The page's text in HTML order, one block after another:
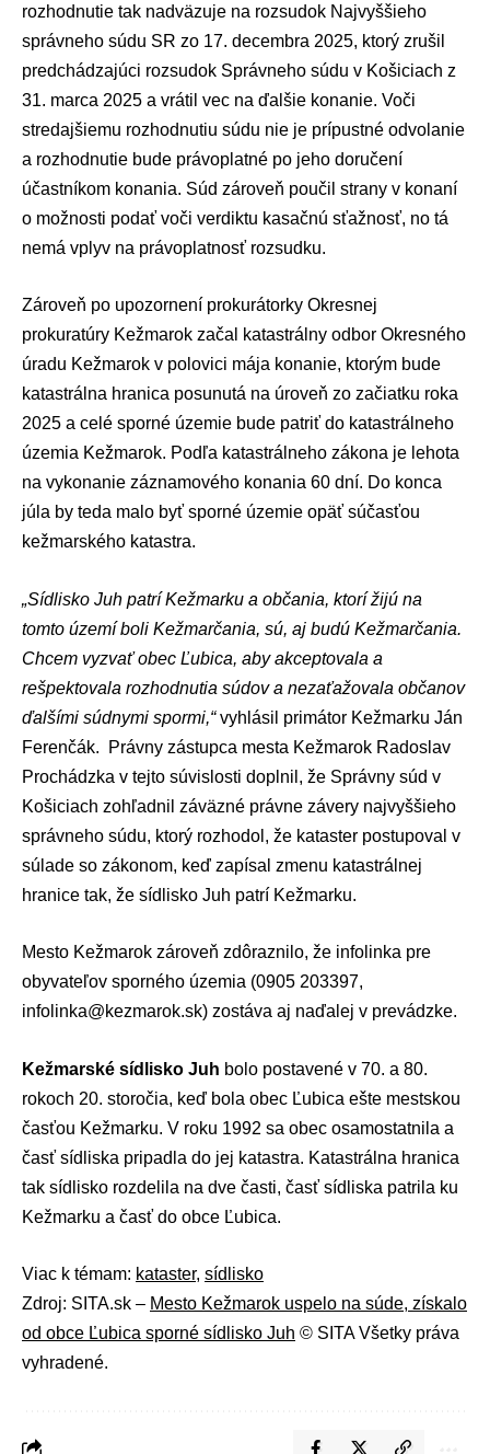
rozhodnutie tak nadväzuje na rozsudok Najvyššieho
správneho súdu SR zo 17. decembra 2025, ktorý zrušil
predchádzajúci rozsudok Správneho súdu v Košiciach z
31. marca 2025 a vrátil vec na ďalšie konanie. Voči
stredajšiemu rozhodnutiu súdu nie je prípustné odvolanie
a rozhodnutie bude právoplatné po jeho doručení
účastníkom konania. Súd zároveň poučil strany v konaní
o možnosti podať voči verdiktu kasačnú sťažnosť, no tá
nemá vplyv na právoplatnosť rozsudku.
Zároveň po upozornení prokurátorky Okresnej
prokuratúry Kežmarok začal katastrálny odbor Okresného
úradu Kežmarok v polovici mája konanie, ktorým bude
katastrálna hranica posunutá na úroveň zo začiatku roka
2025 a celé sporné územie bude patriť do katastrálneho
územia Kežmarok. Podľa katastrálneho zákona je lehota
na vykonanie záznamového konania 60 dní. Do konca
júla by teda malo byť sporné územie opäť súčasťou
kežmarského katastra.
„Sídlisko Juh patrí Kežmarku a občania, ktorí žijú na
tomto území boli Kežmarčania, sú, aj budú Kežmarčania.
Chcem vyzvať obec Ľubica, aby akceptovala a
rešpektovala rozhodnutia súdov a nezaťažovala občanov
ďalšími súdnymi spormi,“vyhlásil primátor Kežmarku Ján
Ferenčák. Právny zástupca mesta Kežmarok Radoslav
Prochádzka v tejto súvislosti doplnil, že Správny súd v
Košiciach zohľadnil záväzné právne závery najvyššieho
správneho súdu, ktorý rozhodol, že kataster postupoval v
súlade so zákonom, keď zapísal zmenu katastrálnej
hranice tak, že sídlisko Juh patrí Kežmarku.
Mesto Kežmarok zároveň zdôraznilo, že infolinka pre
obyvateľov sporného územia (0905 203397,
infolinka@kezmarok.sk) zostáva aj naďalej v prevádzke.
Kežmarské sídlisko Juh bolo postavené v 70. a 80.
rokoch 20. storočia, keď bola obec Ľubica ešte mestskou
časťou Kežmarku. V roku 1992 sa obec osamostatnila a
časť sídliska pripadla do jej katastra. Katastrálna hranica
tak sídlisko rozdelila na dve časti, časť sídliska patrila ku
Kežmarku a časť do obce Ľubica.
Viac k témam: kataster, sídlisko
Zdroj: SITA.sk – Mesto Kežmarok uspelo na súde, získalo
od obce Ľubica sporné sídlisko Juh © SITA Všetky práva
vyhradené.